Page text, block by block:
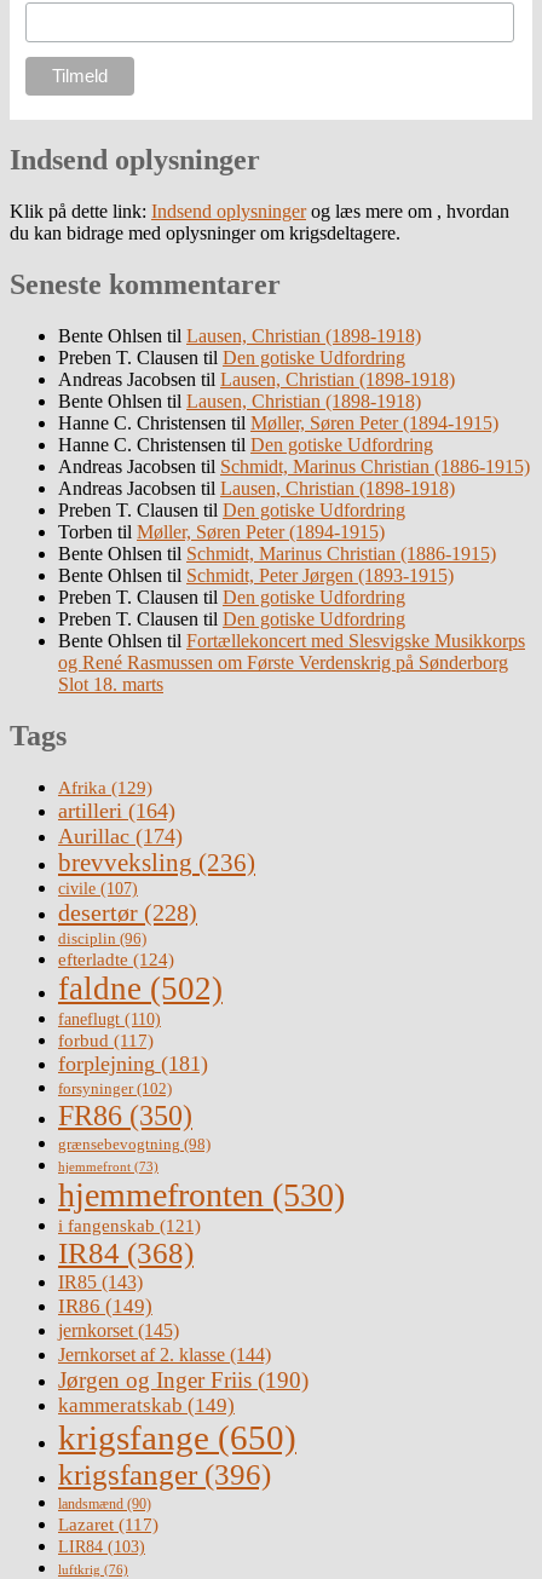
Indsend oplysninger
Klik på dette link: Indsend oplysningerog læs mere om , hvordan
du kan bidrage med oplysninger om krigsdeltagere.
Seneste kommentarer
Bente Ohlsen til Lausen, Christian (1898-1918)
Preben T. Clausen til Den gotiske Udfordring
Andreas Jacobsen til Lausen, Christian (1898-1918)
Bente Ohlsen til Lausen, Christian (1898-1918)
Hanne C. Christensen til Møller, Søren Peter (1894-1915)
Hanne C. Christensen til Den gotiske Udfordring
Andreas Jacobsen til Schmidt, Marinus Christian (1886-1915)
Andreas Jacobsen til Lausen, Christian (1898-1918)
Preben T. Clausen til Den gotiske Udfordring
Torben til Møller, Søren Peter (1894-1915)
Bente Ohlsen til Schmidt, Marinus Christian (1886-1915)
Bente Ohlsen til Schmidt, Peter Jørgen (1893-1915)
Preben T. Clausen til Den gotiske Udfordring
Preben T. Clausen til Den gotiske Udfordring
Bente Ohlsen til Fortællekoncert med Slesvigske Musikkorps
og René Rasmussen om Første Verdenskrig på Sønderborg
Slot 18. marts
Tags
Afrika (129)
artilleri (164)
Aurillac (174)
brevveksling (236)
civile (107)
desertør (228)
disciplin (96)
efterladte (124)
faldne (502)
faneflugt (110)
forbud (117)
forplejning (181)
forsyninger(102)
FR86 (350)
grænsebevogtning (98)
hjemmefront (73)
hjemmefronten (530)
i fangenskab (121)
IR84 (368)
IR85 (143)
IR86 (149)
jernkorset (145)
Jernkorset af 2. klasse (144)
Jørgen og Inger Friis (190)
kammeratskab (149)
krigsfange (650)
krigsfanger (396)
landsmænd (90)
Lazaret (117)
LIR84 (103)
luftkrig (76)